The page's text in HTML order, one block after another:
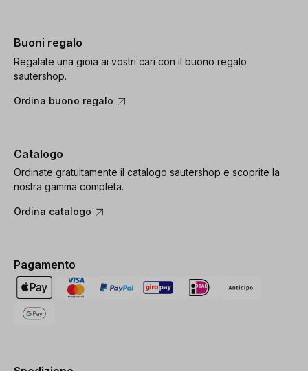
Buoni regalo
Regalate una gioia ai vostri cari con il buono regalo
sautershop.
Ordina buono regalo
Catalogo
Ordinate gratuitamente il catalogo sautershop e scoprite la
nostra gamma completa.
Ordina catalogo
Pagamento